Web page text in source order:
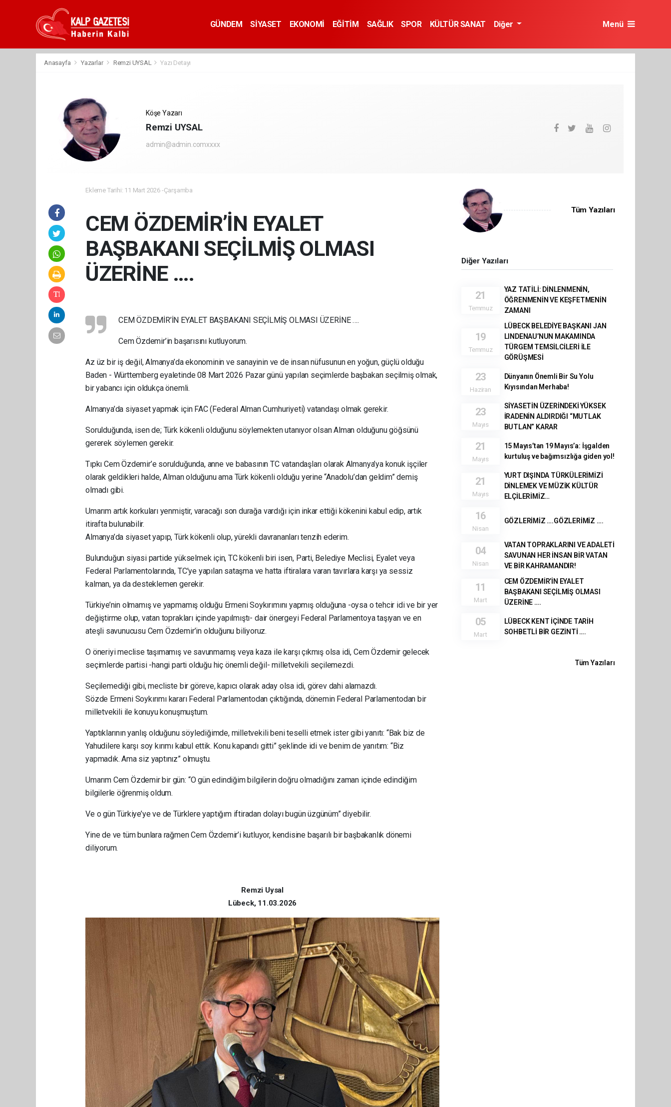
GÜNDEM SİYASET EKONOMİ EĞİTİM SAĞLIK SPOR KÜLTÜR SANAT Diğer Menü
Anasayfa Yazarlar Remzi UYSAL Yazı Detayı
Köşe Yazarı
Remzi UYSAL
admin@admin.comxxxx
Ekleme Tarihi: 11 Mart 2026 -Çarşamba
CEM ÖZDEMİR’İN EYALET
BAŞBAKANI SEÇİLMİŞ OLMASI
ÜZERİNE ….
CEM ÖZDEMİR’İN EYALET BAŞBAKANI SEÇİLMİŞ OLMASI ÜZERİNE ….
Cem Özdemir’in başarısını kutluyorum.
Az üz bir iş değil, Almanya’da ekonominin ve sanayinin ve de insan nüfusunun en yoğun, güçlü olduğu
Baden - Württemberg eyaletinde 08 Mart 2026 Pazar günü yapılan seçimlerde başbakan seçilmiş olmak,
bir yabancı için oldukça önemli.
Almanya’da siyaset yapmak için FAC (Federal Alman Cumhuriyeti) vatandaşı olmak gerekir.
Sorulduğunda, isen de; Türk kökenli olduğunu söylemekten utanıyor olsan Alman olduğunu göğsünü
gererek söylemen gerekir.
Tıpkı Cem Özdemir’e sorulduğunda, anne ve babasının TC vatandaşları olarak Almanya’ya konuk işçiler
olarak geldikleri halde, Alman olduğunu ama Türk kökenli olduğu yerine “Anadolu’dan geldim” demiş
olmadı gibi.
Umarım artık korkuları yenmiştir, varacağı son durağa vardığı için inkar ettiği kökenini kabul edip, artık
itirafta bulunabilir.
Almanya’da siyaset yapıp, Türk kökenli olup, yürekli davrananları tenzih ederim.
Bulunduğun siyasi partide yükselmek için, TC kökenli biri isen, Parti, Belediye Meclisi, Eyalet veya
Federal Parlamentolarında, TC’ye yapılan sataşma ve hatta iftiralara varan tavırlara karşı ya sessiz
kalman, ya da desteklemen gerekir.
Türkiye’nin olmamış ve yapmamış olduğu Ermeni Soykırımını yapmış olduğuna -oysa o tehcir idi ve bir yer
değiştirme olup, vatan toprakları içinde yapılmıştı- dair önergeyi Federal Parlamentoya taşıyan ve en
ateşli savunucusu Cem Özdemir’in olduğunu biliyoruz.
O öneriyi meclise taşımamış ve savunmamış veya kaza ile karşı çıkmış olsa idi, Cem Özdemir gelecek
seçimlerde partisi -hangi parti olduğu hiç önemli değil- milletvekili seçilemezdi.
Seçilemediği gibi, mecliste bir göreve, kapıcı olarak aday olsa idi, görev dahi alamazdı.
Sözde Ermeni Soykırımı kararı Federal Parlamentodan çıktığında, dönemin Federal Parlamentodan bir
milletvekili ile konuyu konuşmuştum.
Yaptıklarının yanlış olduğunu söylediğimde, milletvekili beni teselli etmek ister gibi yanıtı: “Bak biz de
Yahudilere karşı soy kırımı kabul ettik. Konu kapandı gitti” şeklinde idi ve benim de yanıtım: “Biz
yapmadık. Ama siz yaptınız” olmuştu.
Umarım Cem Özdemir bir gün: “O gün edindiğim bilgilerin doğru olmadığını zaman içinde edindiğim
bilgilerle öğrenmiş oldum.
Ve o gün Türkiye’ye ve de Türklere yaptığım iftiradan dolayı bugün üzgünüm” diyebilir.
Yine de ve tüm bunlara rağmen Cem Özdemir’i kutluyor, kendisine başarılı bir başbakanlık dönemi
diliyorum.
Remzi Uysal
Lübeck, 11.03.2026
Tüm Yazıları
Diğer Yazıları
21
Temmuz
YAZ TATİLİ: DİNLENMENİN,
ÖĞRENMENİN VE KEŞFETMENİN
ZAMANI
19
Temmuz
LÜBECK BELEDİYE BAŞKANI JAN
LINDENAU’NUN MAKAMINDA
TÜRGEM TEMSİLCİLERİ İLE
GÖRÜŞMESİ
23
Haziran
Dünyanın Önemli Bir Su Yolu
Kıyısından Merhaba!
23
Mayıs
SİYASETİN ÜZERİNDEKİ YÜKSEK
İRADENİN ALDIRDIĞI “MUTLAK
BUTLAN” KARAR
21
Mayıs
15 Mayıs’tan 19 Mayıs’a: İşgalden
kurtuluş ve bağımsızlığa giden yol!
21
Mayıs
YURT DIŞINDA TÜRKÜLERİMİZİ
DİNLEMEK VE MÜZİK KÜLTÜR
ELÇİLERİMİZ…
16
Nisan
GÖZLERİMİZ ….GÖZLERİMİZ ….
04
Nisan
VATAN TOPRAKLARINI VE ADALETİ
SAVUNAN HER İNSAN BİR VATAN
VE BİR KAHRAMANDIR!
11
Mart
CEM ÖZDEMİR’İN EYALET
BAŞBAKANI SEÇİLMİŞ OLMASI
ÜZERİNE ….
05
Mart
LÜBECK KENT İÇİNDE TARİH
SOHBETLİ BİR GEZİNTİ ….
Tüm Yazıları